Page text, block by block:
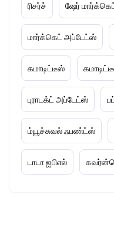
ரிசர்ச் ஷேர் மார்க்கெட்
மார்க்கெட் அப்டேட்ஸ்
கமாடிட்டீஸ்
புராடக்ட் அப்டேட்ஸ்
ம்யூச்சுவல் ஃபண்ட்ஸ்
டாடா ஐபிஎல்